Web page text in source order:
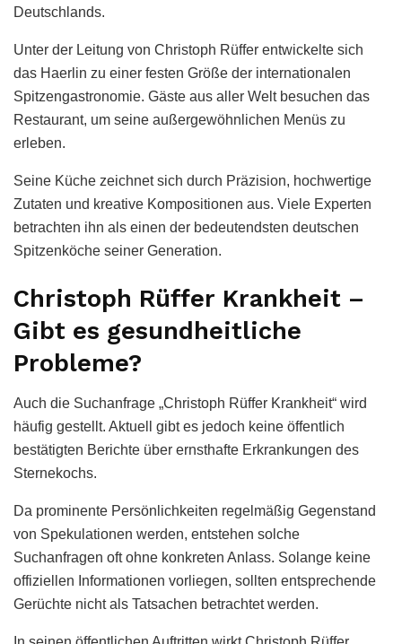
Deutschlands.
Unter der Leitung von Christoph Rüffer entwickelte sich
das Haerlin zu einer festen Größe der internationalen
Spitzengastronomie. Gäste aus aller Welt besuchen das
Restaurant, um seine außergewöhnlichen Menüs zu
erleben.
Seine Küche zeichnet sich durch Präzision, hochwertige
Zutaten und kreative Kompositionen aus. Viele Experten
betrachten ihn als einen der bedeutendsten deutschen
Spitzenköche seiner Generation.
Christoph Rüffer Krankheit –
Gibt es gesundheitliche
Probleme?
Auch die Suchanfrage „Christoph Rüffer Krankheit“ wird
häufig gestellt. Aktuell gibt es jedoch keine öffentlich
bestätigten Berichte über ernsthafte Erkrankungen des
Sternekochs.
Da prominente Persönlichkeiten regelmäßig Gegenstand
von Spekulationen werden, entstehen solche
Suchanfragen oft ohne konkreten Anlass. Solange keine
offiziellen Informationen vorliegen, sollten entsprechende
Gerüchte nicht als Tatsachen betrachtet werden.